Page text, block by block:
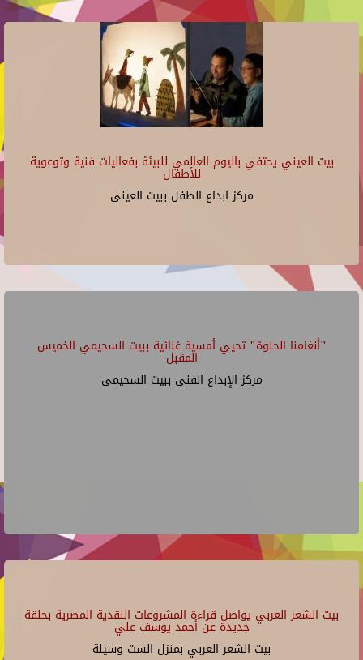
بيت العيني يحتفي باليوم العالمي للبيئة بفعاليات فنية وتوعوية
للأطفال
مركز ابداع الطفل ببيت العينى
"أنغامنا الحلوة" تحيي أمسية غنائية ببيت السحيمي الخميس
المقبل
مركز الإبداع الفنى ببيت السحيمى
بيت الشعر العربي يواصل قراءة المشروعات النقدية المصرية بحلقة
جديدة عن أحمد يوسف علي
بيت الشعر العربي بمنزل الست وسيلة